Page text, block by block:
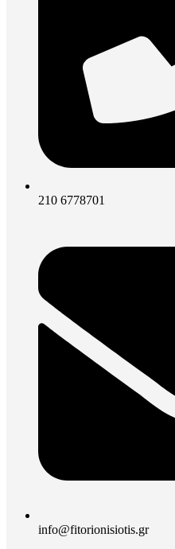
210 6778701
info@fitorionisiotis.gr